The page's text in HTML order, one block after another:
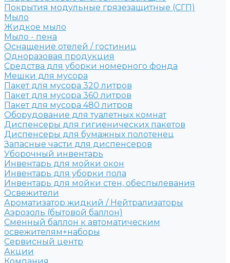
Покрытия модульные грязезащитные (СГП)
Мыло
Жидкое мыло
Мыло - пена
Оснащение отелей / гостиниц
Одноразовая продукция
Средства для уборки номерного фонда
Мешки для мусора
Пакет для мусора 320 литров
Пакет для мусора 360 литров
Пакет для мусора 480 литров
Оборудование для туалетных комнат
Диспенсеры для гигиенических пакетов
Диспенсеры для бумажных полотенец
Запасные части для диспенсеров
Уборочный инвентарь
Инвентарь для мойки окон
Инвентарь для уборки пола
Инвентарь для мойки стен, обеспылевания
Освежители
Ароматизатор жидкий / Нейтрализаторы
Аэрозоль (бытовой баллон)
Сменный баллон к автоматическим
освежителям+наборы
Сервисный центр
Акции